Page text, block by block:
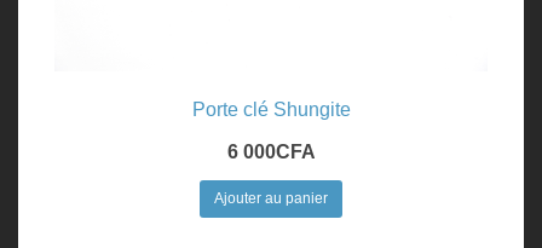
Porte clé Shungite
6 000CFA
Ajouter au panier